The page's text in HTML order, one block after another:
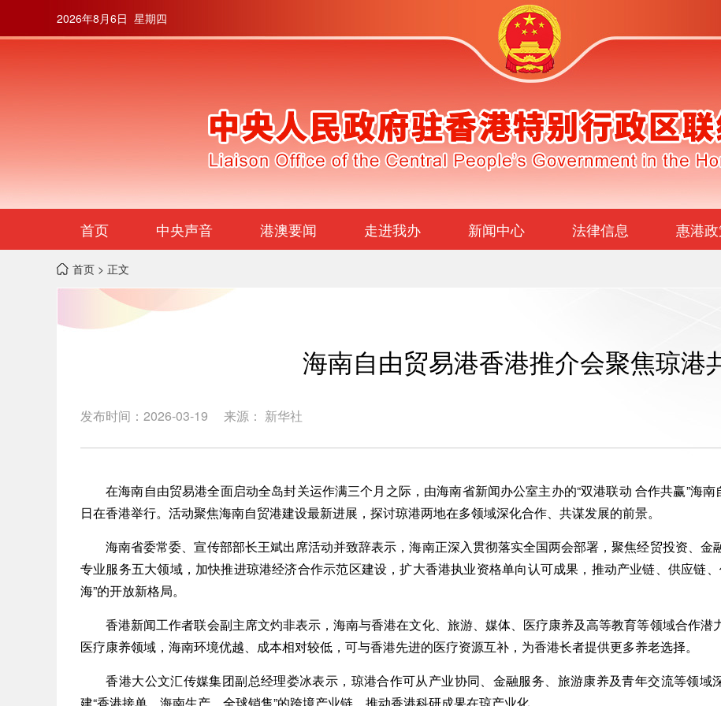
2026年8月6日 星期四
首页 中央声音 港澳要闻 走进我办 新闻中心 法律信息 惠港
首页 > 正文
海南自由贸易港香港推介会聚焦琼港
发布时间：2026-03-19 来源： 新华社
在海南自由贸易港全面启动全岛封关运作满三个月之际，由海南省新闻办公室主办的“双港联动 合作共赢”海
日在香港举行。活动聚焦海南自贸港建设最新进展，探讨琼港两地在多领域深化合作、共谋发展的前景。
海南省委常委、宣传部部长王斌出席活动并致辞表示，海南正深入贯彻落实全国两会部署，聚焦经贸投资、金
专业服务五大领域，加快推进琼港经济合作示范区建设，扩大香港执业资格单向认可成果，推动产业链、供应链
海”的开放新格局。
香港新闻工作者联会副主席文灼非表示，海南与香港在文化、旅游、媒体、医疗康养及高等教育等领域合作潜
医疗康养领域，海南环境优越、成本相对较低，可与香港先进的医疗资源互补，为香港长者提供更多养老选择。
香港大公文汇传媒集团副总经理娄冰表示，琼港合作可从产业协同、金融服务、旅游康养及青年交流等领域